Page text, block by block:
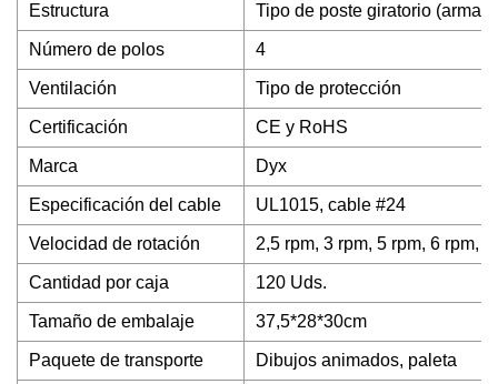
Estructura Tipo de poste giratorio
Número de polos 4
Ventilación Tipo de protección
Certificación CE y RoHS
Marca Dyx
Especificación del cable UL1015, cable #24
Velocidad de rotación 2,5 rpm, 3 rpm, 5 rpm, 6 rpm,
Cantidad por caja 120 Uds.
Tamaño de embalaje 37,5*28*30cm
Paquete de transporte Dibujos animados, paleta